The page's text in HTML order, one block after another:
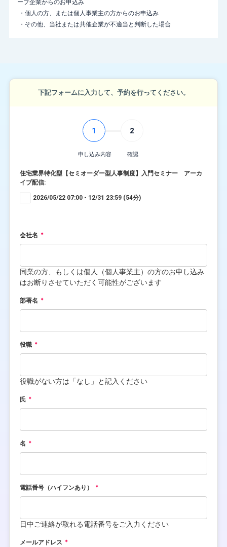
ープ企業からのお申込み
・個人の方、または個人事業主の方からのお申込み
・その他、当社または共催企業が不適当と判断した場合
下記フォームに入力して、予約を行ってください。
1
申し込み内容
2
確認
住宅業界特化型【セミオーダー型人事制度】入門セミナー アーカ
イブ配信:
2026/05/22 07:00 - 12/31 23:59 (54分)
会社名
同業の方、もしくは個人（個人事業主）の方のお申し込み
はお断りさせていただく可能性がございます
部署名
役職
役職がない方は「なし」と記入ください
氏
名
電話番号（ハイフンあり）
日中ご連絡が取れる電話番号をご入力ください
メールアドレス